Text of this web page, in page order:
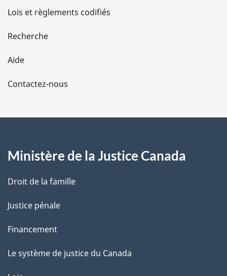
d
e
l
a
e
Lois et règlements codifiés
Recherche
Aide
Contactez-nous
Ministère de la Justice Canada
Droit de la famille
Justice pénale
Financement
Le système de justice du Canada